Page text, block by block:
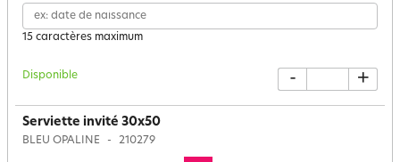
15 caractères maximum
Disponible - +
Serviette invité 30x50
BLEU OPALINE 210279